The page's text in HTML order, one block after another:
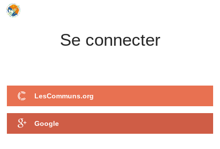
Journée mondiale du refus de la misère
2023
Se connecter
LesCommuns.org
Google